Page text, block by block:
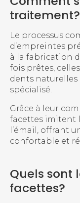
traitement?
Le processus
d’empreintes
à la fabrication
fois prêtes,
dents naturelles
spécialisé.
Grâce à leur
facettes imitent
l’émail, offrant
confortable et
Quels sont
facettes?